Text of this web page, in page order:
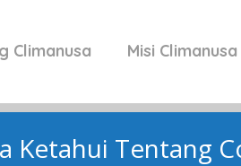
Climanusa Misi Climanusa
Ketahui Tentang